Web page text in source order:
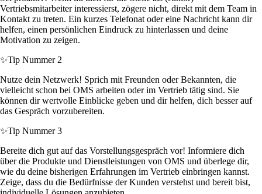
Vertriebsmitarbeiter interessierst, zögere nicht, direkt mit dem Team in
Kontakt zu treten. Ein kurzes Telefonat oder eine Nachricht kann dir
helfen, einen persönlichen Eindruck zu hinterlassen und deine
Motivation zu zeigen.
✨Tip Nummer 2
Nutze dein Netzwerk! Sprich mit Freunden oder Bekannten, die
vielleicht schon bei OMS arbeiten oder im Vertrieb tätig sind. Sie
können dir wertvolle Einblicke geben und dir helfen, dich besser auf
das Gespräch vorzubereiten.
✨Tip Nummer 3
Bereite dich gut auf das Vorstellungsgespräch vor! Informiere dich
über die Produkte und Dienstleistungen von OMS und überlege dir,
wie du deine bisherigen Erfahrungen im Vertrieb einbringen kannst.
Zeige, dass du die Bedürfnisse der Kunden verstehst und bereit bist,